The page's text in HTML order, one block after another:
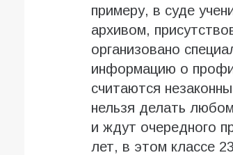
примеру, в суде
архивом,
организовано
информацию о
считаются
нельзя делать
и ждут очередного
лет, в этом классе